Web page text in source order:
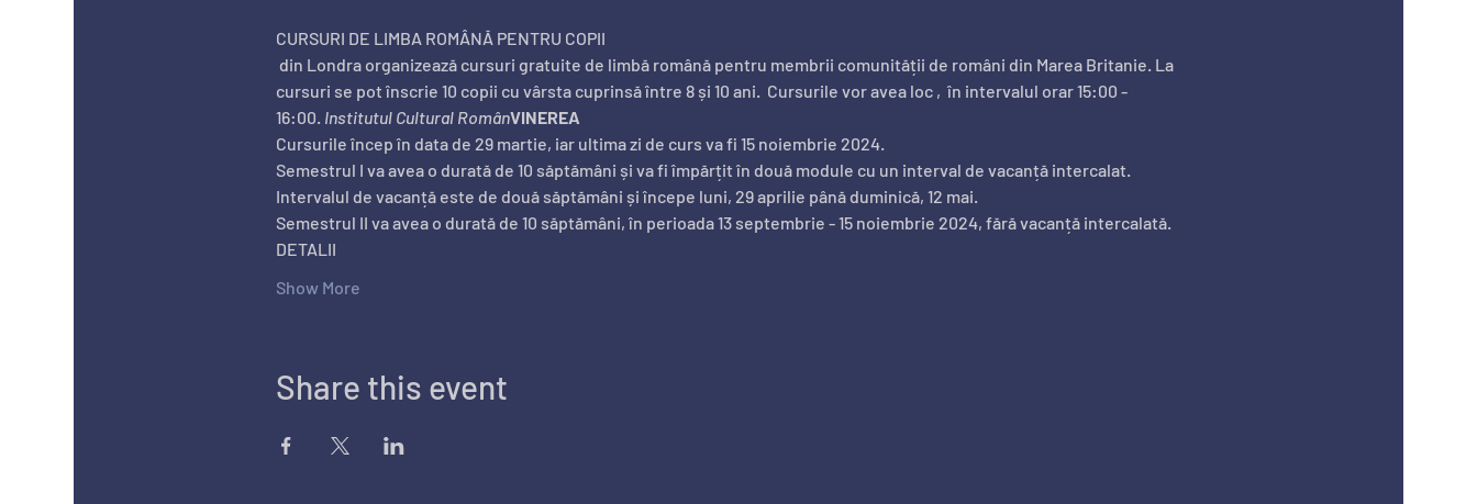
CURSURI DE LIMBA ROMÂNĂ PENTRU COPII
cursuri se pot înscrie 10 copii cu vârsta cuprinsă între 8 și 10 ani.  Cursurile vor avea loc ,  în intervalul orar 15:00 -
16:00. Institutul Cultural RomânVINEREA
Cursurile încep în data de 29 martie, iar ultima zi de curs va fi 15 noiembrie 2024.
Semestrul I va avea o durată de 10 săptămâni și va fi împărțit în două module cu un interval de vacanță intercalat.
Intervalul de vacanță este de două săptămâni și începe luni, 29 aprilie până duminică, 12 mai.
Semestrul II va avea o durată de 10 săptămâni, în perioada 13 septembrie - 15 noiembrie 2024, fără vacanță intercalată.
DETALII
Show More
Share this event